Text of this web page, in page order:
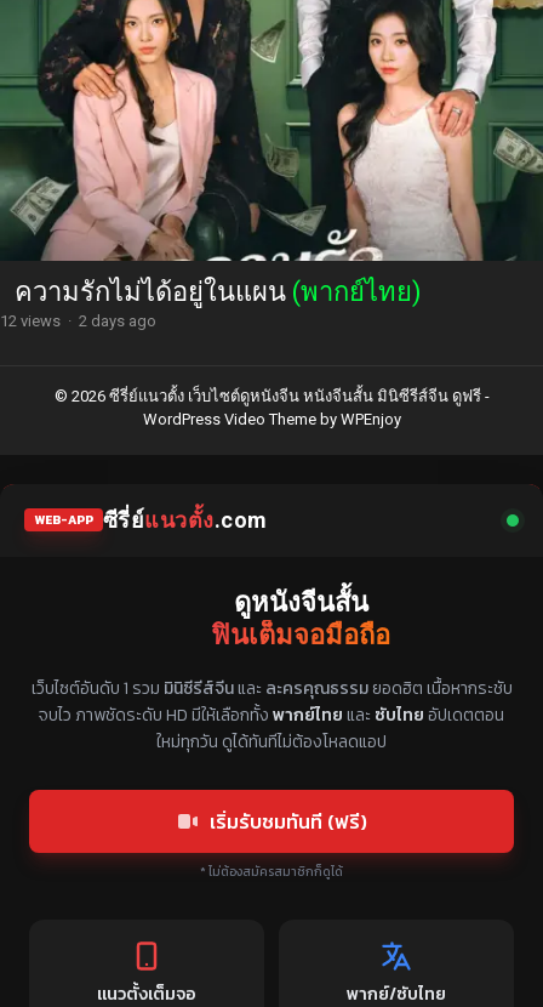
ความรักไม่ได้อยู่ในแผน (พากย์ไทย)
12 views · 2 days ago
© 2026 ซีรี่ย์แนวตั้ง เว็บไซต์ดูหนังจีน หนังจีนสั้น มินิซีรีส์จีน ดูฟรี -
WordPress Video Themeby WPEnjoy
WEB-APP ซีรี่ย์แนวตั้ง.com
ดูหนังจีนสั้น
ฟินเต็มจอมือถือ
เว็บไซต์อันดับ 1 รวม มินิซีรีส์จีนและ ละครคุณธรรมยอดฮิต เนื้อหากระชับ
จบไว ภาพชัดระดับ HD มีให้เลือกทั้งพากย์ไทยและ ซับไทยอัปเดตตอน
ใหม่ทุกวัน ดูได้ทันทีไม่ต้องโหลดแอป
เริ่มรับชมทันที (ฟรี)
* ไม่ต้องสมัครสมาชิกก็ดูได้
แนวตั้งเต็มจอ พากย์/ซับไทย